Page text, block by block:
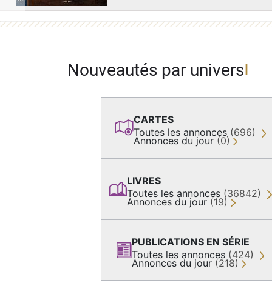
Nouveautés par univers
CARTES
Toutes les annonces (696)
Annonces du jour (0)
LIVRES
Toutes les annonces (36842)
Annonces du jour (19)
PUBLICATIONS EN SÉRIE
Toutes les annonces (424)
Annonces du jour (218)